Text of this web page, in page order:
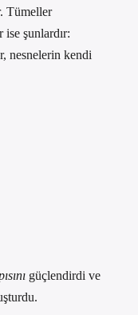
Tümeller
şunlardır:
nesnelerin kendi
güçlendirdi ve